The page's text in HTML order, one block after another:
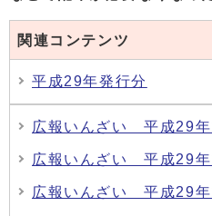
関連コンテンツ
平成29年発行分
広報いんざい 平成29
広報いんざい 平成29
広報いんざい 平成29